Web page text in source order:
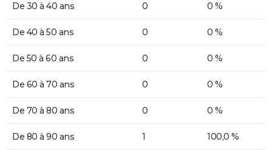
De 30 à 40 ans 0 0 %
De 40 à 50 ans 0 0 %
De 50 à 60 ans 0 0 %
De 60 à 70 ans 0 0 %
De 70 à 80 ans 0 0 %
De 80 à 90 ans 1 100,0 %